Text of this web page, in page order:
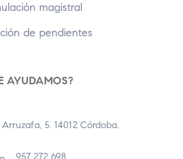
magistral
de pendientes
AYUDAMOS?
5. 14012 Córdoba.
957 272 698